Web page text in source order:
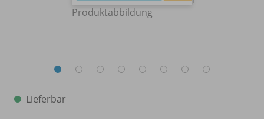
Produktabbildung
Lieferbar